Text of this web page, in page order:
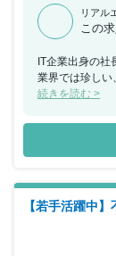
リアル
この
IT企業出身の社
業界では珍しい
ポジションでや
トな職場環境で
続きを読む >
【若手活躍中